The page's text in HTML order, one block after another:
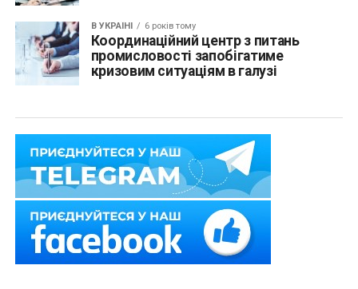
В УКРАЇНІ 6 років тому
Координаційний центр з питань
промисловості запобігатиме
кризовим ситуаціям в галузі